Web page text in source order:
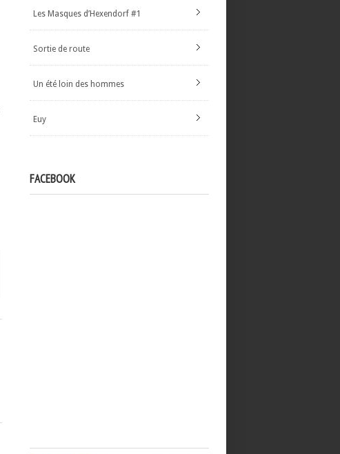
Les Masques d’Hexendorf #1
Sortie de route
Un été loin des hommes
Euy
FACEBOOK